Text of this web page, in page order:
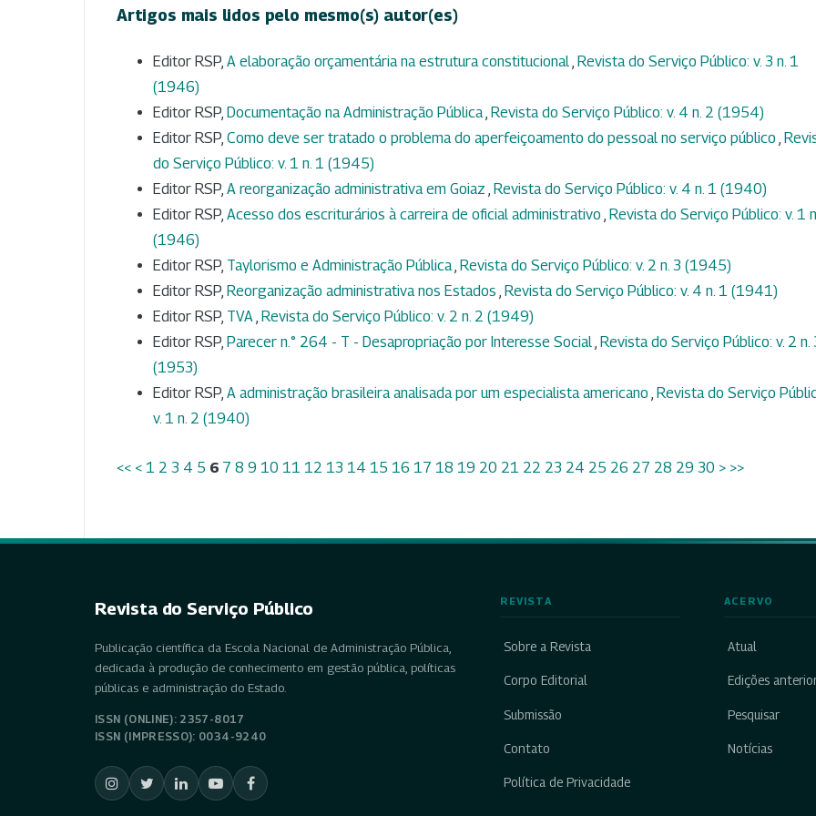
Artigos mais lidos pelo mesmo(s) autor(es)
Editor RSP, A elaboração orçamentária na estrutura constitucional, Revista do Serviço Público: v. 3 n. 1
(1946)
Editor RSP, Documentação na Administração Pública, Revista do Serviço Público: v. 4 n. 2 (1954)
Editor RSP, Como deve ser tratado o problema do aperfeiçoamento do pessoal no serviço público ,
do Serviço Público: v. 1 n. 1 (1945)
Editor RSP, A reorganização administrativa em Goiaz , Revista do Serviço Público: v. 4 n. 1 (1940)
Editor RSP, Acesso dos escriturários à carreira de oficial administrativo , Revista do Serviço Público: v. 1
(1946)
Editor RSP, Taylorismo e Administração Pública, Revista do Serviço Público: v. 2 n. 3 (1945)
Editor RSP, Reorganização administrativa nos Estados , Revista do Serviço Público: v. 4 n. 1 (1941)
Editor RSP, TVA, Revista do Serviço Público: v. 2 n. 2 (1949)
Editor RSP, Parecer n.° 264 - T - Desapropriação por Interesse Social, Revista do Serviço Público: v. 2 n.
(1953)
Editor RSP, A administração brasileira analisada por um especialista americano , Revista do Serviço
v. 1 n. 2 (1940)
<< < 1 2 3 4 5 6 7 8 9 10 11 12 13 14 15 16 17 18 19 20 21 22 23 24 25 26 27 28 29 30 > >>
Revista do Serviço Público
Publicação científica da Escola Nacional de Administração Pública,
dedicada à produção de conhecimento em gestão pública, políticas
públicas e administração do Estado.
ISSN (ONLINE): 2357-8017
ISSN (IMPRESSO): 0034-9240
REVISTA
Sobre a Revista
Corpo Editorial
Submissão
Contato
Política de Privacidade
ACERVO
Atual
Edições
Pesquisar
Notícias